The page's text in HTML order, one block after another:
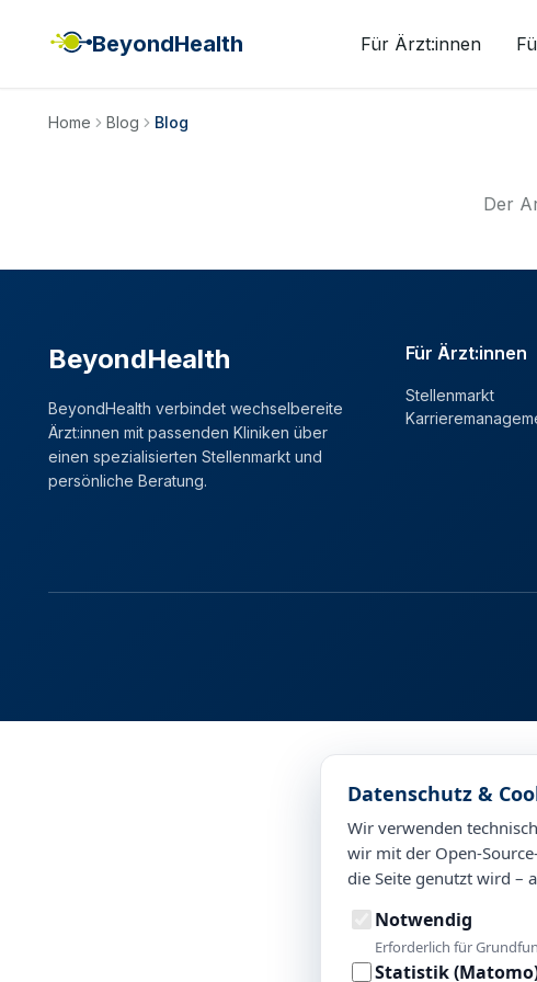
BeyondHealth Für Ärzt:innen
Home Blog Blog
Der
BeyondHealth
BeyondHealth verbindet wechselbereite
Ärzt:innen mit passenden Kliniken über
einen spezialisierten Stellenmarkt und
persönliche Beratung.
Für Ärzt:innen
Stellenmarkt
Datenschutz &
Wir verwenden
wir mit der Open-
die Seite genutzt wird –
Notwendig
Erforderlich für
Statistik